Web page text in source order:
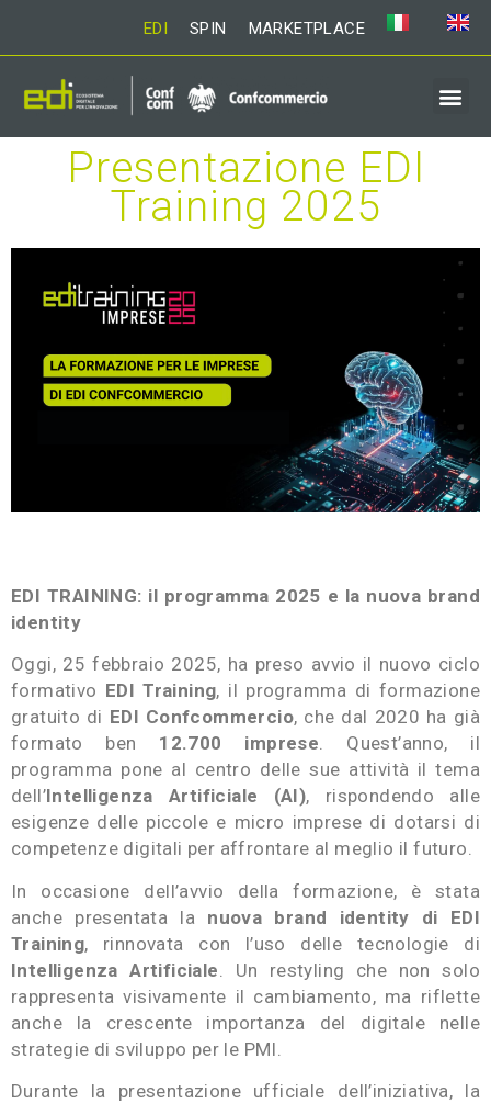
EDI SPIN MARKETPLACE
Presentazione EDI
Training 2025
EDI TRAINING: il programma 2025 e la nuova brand
identity
Oggi, 25 febbraio 2025, ha preso avvio il nuovo ciclo
formativo EDI Training, il programma di formazione
gratuito di EDI Confcommercio, che dal 2020 ha già
formato ben 12.700 imprese. Quest’anno, il
programma pone al centro delle sue attività il tema
dell’Intelligenza Artificiale (AI), rispondendo alle
esigenze delle piccole e micro imprese di dotarsi di
competenze digitali per affrontare al meglio il futuro.
In occasione dell’avvio della formazione, è stata
anche presentata la nuova brand identity di EDI
Training, rinnovata con l’uso delle tecnologie di
Intelligenza Artificiale . Un restyling che non solo
rappresenta visivamente il cambiamento, ma riflette
anche la crescente importanza del digitale nelle
strategie di sviluppo per le PMI.
Durante la presentazione ufficiale dell’iniziativa, la